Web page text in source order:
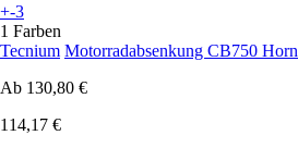
+-3
1 Farben
Tecnium Motorradabsenkung CB750
Ab 130,80 €
114,17 €